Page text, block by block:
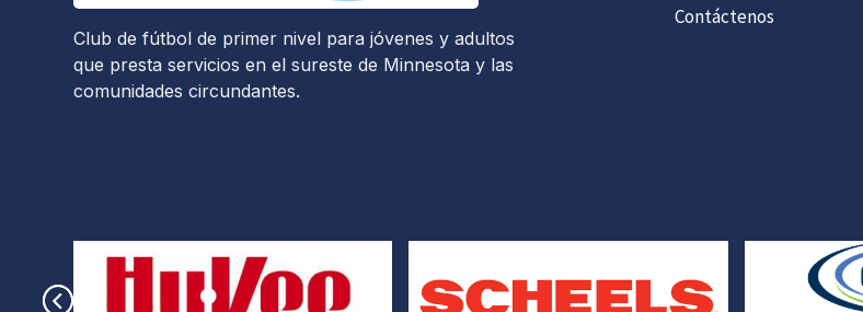
Club de fútbol de primer nivel para jóvenes y adultos
que presta servicios en el sureste de Minnesota y las
comunidades circundantes.
Contáctenos